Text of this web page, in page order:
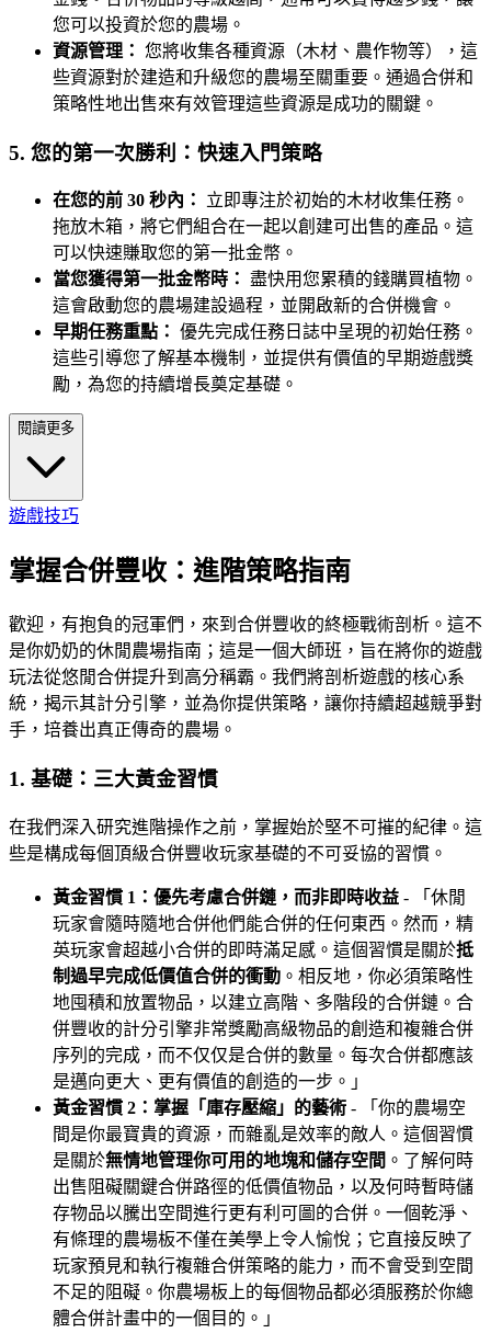
您可以投資於您的農場。
資源管理： 您將收集各種資源（木材、農作物等），這
些資源對於建造和升級您的農場至關重要。通過合併和
策略性地出售來有效管理這些資源是成功的關鍵。
5. 您的第一次勝利：快速入門策略
在您的前 30 秒內：
立即專注於初始的木材收集任務。
拖放木箱，將它們組合在一起以創建可出售的產品。這
可以快速賺取您的第一批金幣。
當您獲得第一批金幣時： 盡快用您累積的錢購買植物。
這會啟動您的農場建設過程，並開啟新的合併機會。
早期任務重點： 優先完成任務日誌中呈現的初始任務。
這些引導您了解基本機制，並提供有價值的早期遊戲獎
勵，為您的持續增長奠定基礎。
閱讀更多
遊戲技巧
掌握合併豐收：進階策略指南
歡迎，有抱負的冠軍們，來到合併豐收的終極戰術剖析。這不
是你奶奶的休閒農場指南；這是一個大師班，旨在將你的遊戲
玩法從悠閒合併提升到高分稱霸。我們將剖析遊戲的核心系
統，揭示其計分引擎，並為你提供策略，讓你持續超越競爭對
手，培養出真正傳奇的農場。
1. 基礎：三大黃金習慣
在我們深入研究進階操作之前，掌握始於堅不可摧的紀律。這
些是構成每個頂級合併豐收玩家基礎的不可妥協的習慣。
黃金習慣 1：優先考慮合併鏈，而非即時收益 - 「休閒
玩家會隨時隨地合併他們能合併的任何東西。然而，精
英玩家會超越小合併的即時滿足感。這個習慣是關於抵
制過早完成低價值合併的衝動 。相反地，你必須策略性
地囤積和放置物品，以建立高階、多階段的合併鏈。合
併豐收的計分引擎非常獎勵高級物品的創造和複雜合併
序列的完成，而不仅仅是合併的數量。每次合併都應該
是邁向更大、更有價值的創造的一步。」
黃金習慣 2：掌握「庫存壓縮」的藝術 - 「你的農場空
間是你最寶貴的資源，而雜亂是效率的敵人。這個習慣
是關於無情地管理你可用的地塊和儲存空間 。了解何時
出售阻礙關鍵合併路徑的低價值物品，以及何時暫時儲
存物品以騰出空間進行更有利可圖的合併。一個乾淨、
有條理的農場板不僅在美學上令人愉悅；它直接反映了
玩家預見和執行複雜合併策略的能力，而不會受到空間
不足的阻礙。你農場板上的每個物品都必須服務於你總
體合併計畫中的一個目的。」